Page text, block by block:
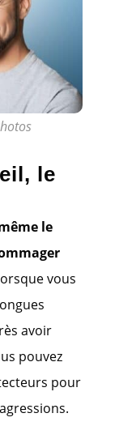
le
le
vous
avoir
pouvez
pour